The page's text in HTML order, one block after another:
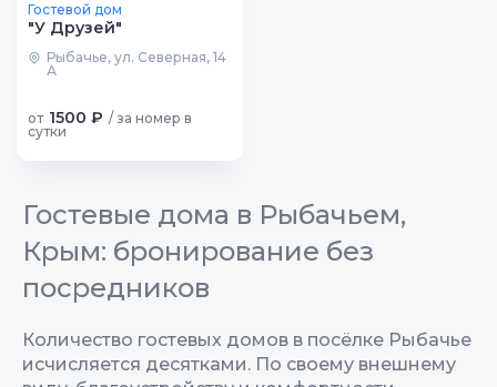
Гостевой дом
"У Друзей"
Рыбачье, ул. Северная, 14
А
от 1500 ₽ / за номер в
сутки
Гостевые дома в Рыбачьем,
Крым: бронирование без
посредников
Количество гостевых домов в посёлке Рыбачье
исчисляется десятками. По своему внешнему